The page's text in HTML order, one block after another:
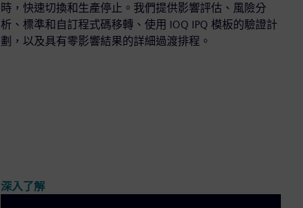
時，快速切換和生產停止。我們提供影響評估、風險分
析、標準和自訂程式碼移轉、使用 IOQ IPQ 模板的驗證計
劃，以及具有零影響結果的詳細過渡排程。
深入了解